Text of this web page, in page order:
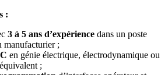
:
3 à 5 ans d’expérience dans un poste
manufacturier ;
en génie électrique, électrodynamique ou
;